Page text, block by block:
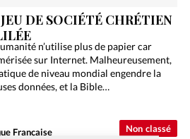
Non classé
DE SOCIÉTÉ CHRÉTIEN
n’utilise plus de papier car
sur Internet. Malheureusement,
de niveau mondial engendre la
données, et la Bible…
Française